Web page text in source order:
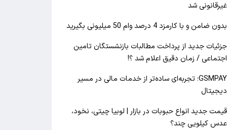
غیرقانونی شد
بدون ضامن و با کارمزد 4 درصد وام 50 میلیونی بگیرید
جزئیات جدید از پرداخت مطالبات بازنشستگان تامین
اجتماعی / زمان دقیق اعلام شد ؟!
GSMPAY؛ تجربه‌ای ساده‌تر از خدمات مالی در مسیر
دیجیتال
قیمت جدید انواع حبوبات در بازار | لوبیا چیتی، نخود،
عدس کیلویی چند؟